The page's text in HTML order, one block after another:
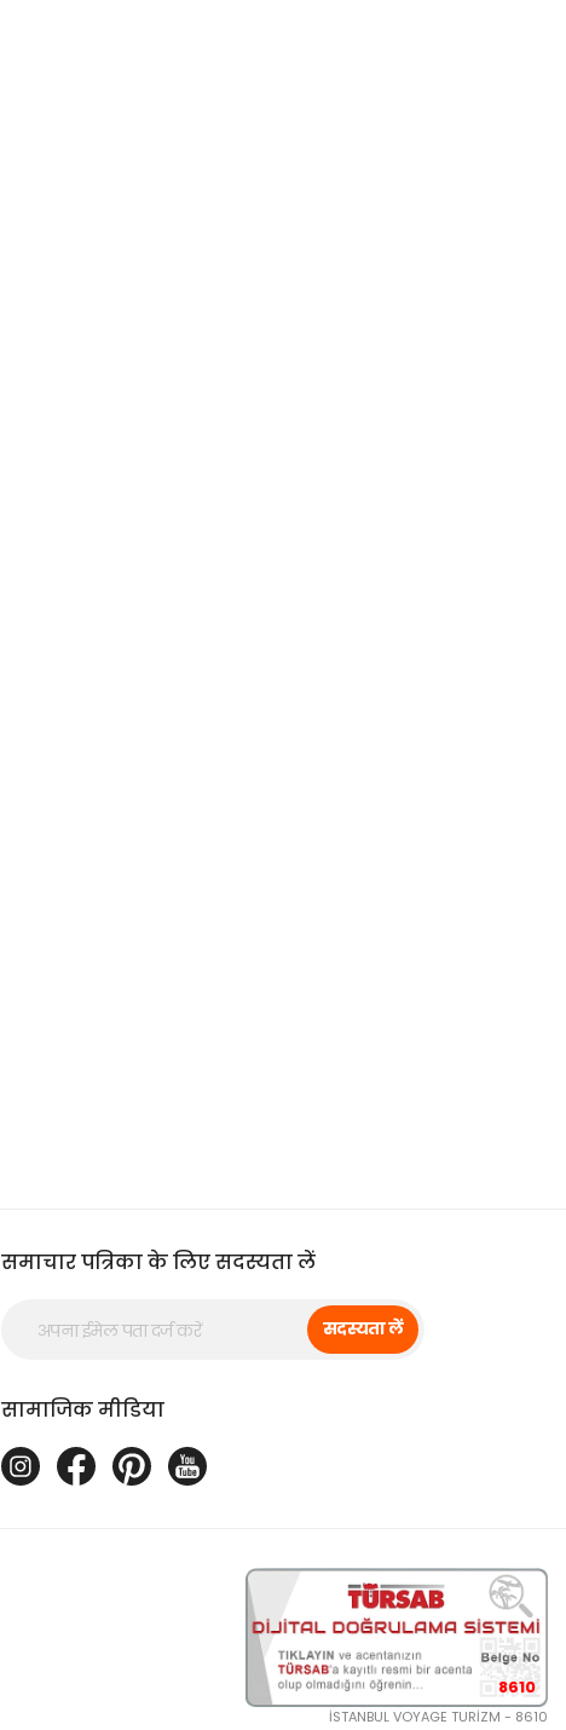
समाचार पत्रिका के लिए सदस्यता लें
सदस्यता लें
सामाजिक मीडिया
8610
İSTANBUL VOYAGE TURİZM - 8610